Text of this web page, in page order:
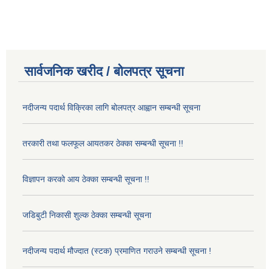
सार्वजनिक खरीद / बोलपत्र सूचना
नदीजन्य पदार्थ विक्रिका लागि बोलपत्र आह्वान सम्बन्धी सूचना
तरकारी तथा फलफूल आयतकर ठेक्का सम्बन्धी सूचना !!
विज्ञापन करको आय ठेक्का सम्बन्धी सूचना !!
जडिबुटी निकासी शुल्क ठेक्का सम्बन्धी सूचना
नदीजन्य पदार्थ मौज्दात (स्टक) प्रमाणित गराउने सम्बन्धी सूचना !